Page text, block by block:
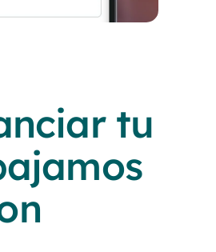
tu